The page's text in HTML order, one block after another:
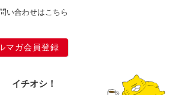
い合わせはこちら
マガ会員登録
イチオシ！